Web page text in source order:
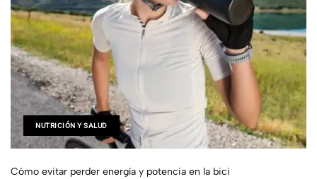
NUTRICIÓN Y SALUD
Cómo evitar perder energía y potencia en la bici